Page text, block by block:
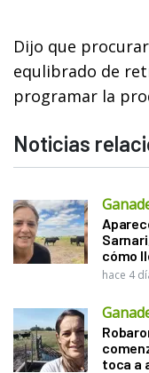
Dijo que
equlibrado de
programar la
Noticias
cómo
hace 4
toca a